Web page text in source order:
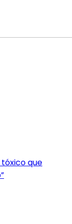
que